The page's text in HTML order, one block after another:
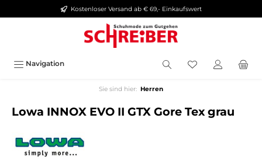
springen Kostenloser Versand ab € 69,- Einkaufswert
Navigation
Sie sind hier: Herren
Lowa INNOX EVO II GTX Gore Tex grau